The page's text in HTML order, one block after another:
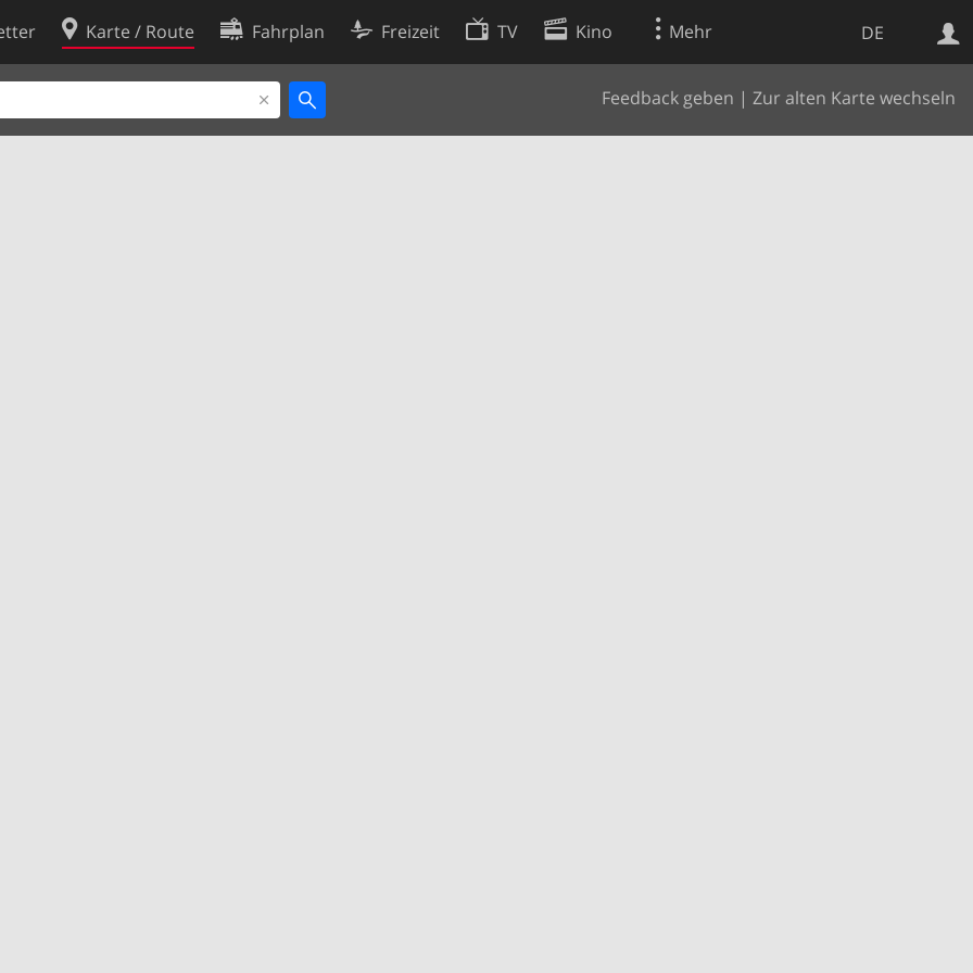
DE
Karte / Route Fahrplan Freizeit TV Kino Mehr
Feedback geben | Zur alten Karte wechseln
Websuche
Cookie-Richtlinie
Cookie-Einstellungen